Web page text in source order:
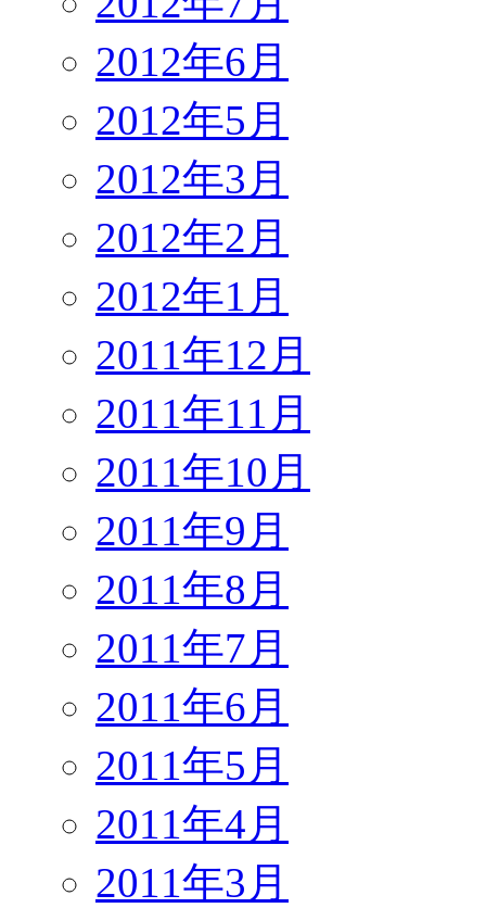
2012年6月
2012年5月
2012年3月
2012年2月
2012年1月
2011年12月
2011年11月
2011年10月
2011年9月
2011年8月
2011年7月
2011年6月
2011年5月
2011年4月
2011年3月